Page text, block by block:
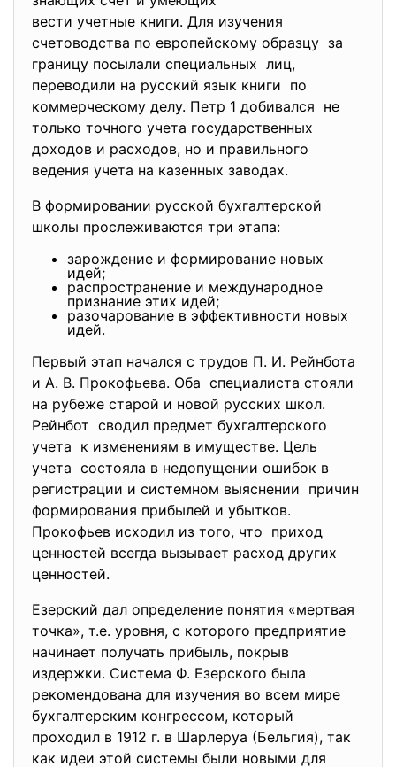
вести учетные книги. Для изучения
счетоводства по европейскому образцу за
границу посылали специальных лиц,
переводили на русский язык книги по
коммерческому делу. Петр 1 добивался не
только точного учета государственных
доходов и расходов, но и правильного
ведения учета на казенных заводах.
В формировании русской бухгалтерской
школы прослеживаются три этапа:
зарождение и формирование новых
идей;
распространение и международное
признание этих идей;
разочарование в эффективности новых
идей.
Первый этап начался с трудов П. И. Рейнбота
и А. В. Прокофьева. Оба специалиста стояли
на рубеже старой и новой русских школ.
Рейнбот сводил предмет бухгалтерского
учета к изменениям в имуществе. Цель
учета состояла в недопущении ошибок в
регистрации и системном выяснении причин
формирования прибылей и убытков.
Прокофьев исходил из того, что приход
ценностей всегда вызывает расход других
ценностей.
Езерский дал определение понятия «мертвая
точка», т.е. уровня, с которого предприятие
начинает получать прибыль, покрыв
издержки. Система Ф. Езерского была
рекомендована для изучения во всем мире
бухгалтерским конгрессом, который
проходил в 1912 г. в Шарлеруа (Бельгия), так
как идеи этой системы были новыми для